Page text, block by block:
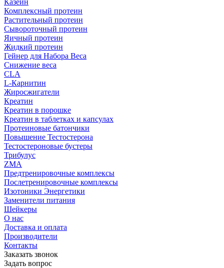
Казеин
Комплексный протеин
Растительный протеин
Сывороточный протеин
Яичный протеин
Жидкий протеин
Гейнер для Набора Веса
Снижение веса
CLA
L-Карнитин
Жиросжигатели
Креатин
Креатин в порошке
Креатин в таблетках и капсулах
Протеиновые батончики
Повышение Тестостерона
Тестостероновые бустеры
Трибулус
ZMA
Предтренировочные комплексы
Послетренировочные комплексы
Изотоники Энергетики
Заменители питания
Шейкеры
О нас
Доставка и оплата
Производители
Контакты
Заказать звонок
Задать вопрос